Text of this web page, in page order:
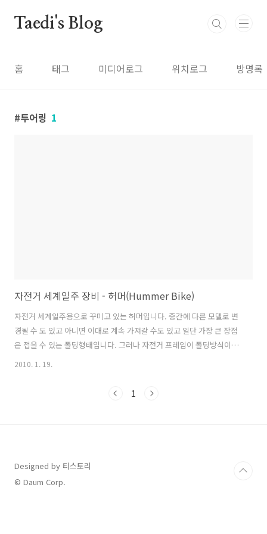
Taedi's Blog
홈 태그 미디어로그 위치로그 방명록
투어링 1
자전거 세계일주 장비 - 허머(Hummer Bike)
자전거 세계일주용으로 꾸미고 있는 허머입니다. 중간에 다른 모델로 변
경될 수 도 있고 아니면 이대로 계속 가져갈 수도 있고 일단 가장 큰 장점
은 접을 수 있는 폴딩형태입니다. 그러나 자전거 프레임이 폴딩방식이긴
하지만 프레임 자체가 일반 MTB 프레임보다 무거운게 단점이기도 합니
무게가 올라간다는 것입니다. 자전거가 무거우면 주행능력이 많이 떨어
2010. 1. 19.
1
Designed by 티스토리
© Daum Corp.